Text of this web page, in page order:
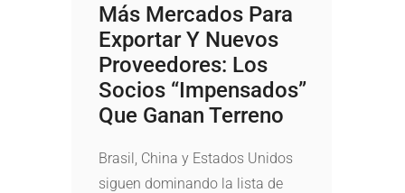
Más Mercados Para
Exportar Y Nuevos
Proveedores: Los
Socios “impensados”
Que Ganan Terreno
Brasil, China y Estados Unidos
siguen dominando la lista de